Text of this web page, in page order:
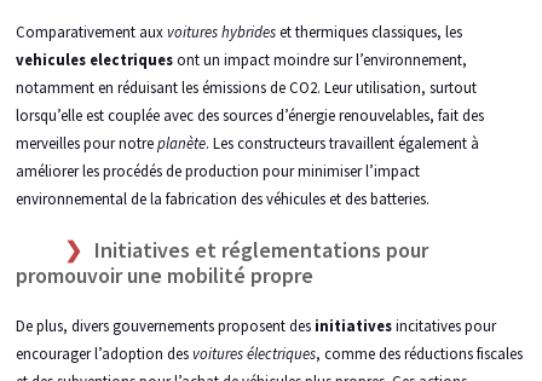
Comparativement auxvoitures hybrideset thermiques classiques, les
vehicules electriquesont un impact moindre sur l’environnement,
notamment en réduisant les émissions de CO2. Leur utilisation, surtout
lorsqu’elle est couplée avec des sources d’énergie renouvelables, fait des
merveilles pour notreplanète. Les constructeurs travaillent également à
améliorer les procédés de production pour minimiser l’impact
environnemental de la fabrication des véhicules et des batteries.
Initiatives et réglementations pour
promouvoir une mobilité propre
De plus, divers gouvernements proposent des initiativesincitatives pour
encourager l’adoption desvoitures électriques, comme des réductions fiscales